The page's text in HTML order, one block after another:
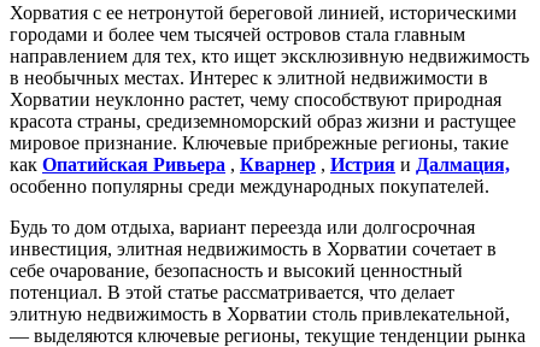
Хорватия с ее нетронутой береговой линией, историческими
городами и более чем тысячей островов стала главным
направлением для тех, кто ищет эксклюзивную недвижимость
в необычных местах. Интерес к элитной недвижимости в
Хорватии неуклонно растет, чему способствуют природная
красота страны, средиземноморский образ жизни и растущее
мировое признание. Ключевые прибрежные регионы, такие
как Опатийская Ривьера , Кварнер , Истрия и Далмация,
особенно популярны среди международных покупателей.
Будь то дом отдыха, вариант переезда или долгосрочная
инвестиция, элитная недвижимость в Хорватии сочетает в
себе очарование, безопасность и высокий ценностный
потенциал. В этой статье рассматривается, что делает
элитную недвижимость в Хорватии столь привлекательной,
— выделяются ключевые регионы, текущие тенденции рынка